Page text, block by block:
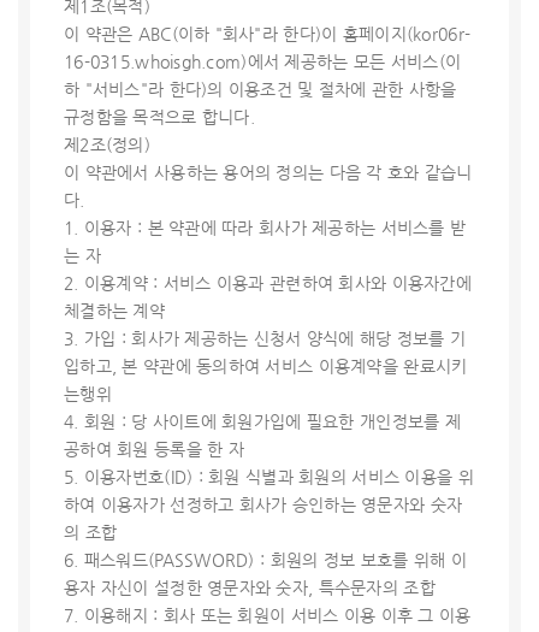
제1조(목적)
이 약관은 ABC(이하 "회사"라 한다)이 홈페이지(kor06r-
16-0315.whoisgh.com)에서 제공하는 모든 서비스(이
하 "서비스"라 한다)의 이용조건 및 절차에 관한 사항을
규정함을 목적으로 합니다.
제2조(정의)
이 약관에서 사용하는 용어의 정의는 다음 각 호와 같습니
다.
1. 이용자 : 본 약관에 따라 회사가 제공하는 서비스를 받
는 자
2. 이용계약 : 서비스 이용과 관련하여 회사와 이용자간에
체결하는 계약
3. 가입 : 회사가 제공하는 신청서 양식에 해당 정보를 기
입하고, 본 약관에 동의하여 서비스 이용계약을 완료시키
는행위
4. 회원 : 당 사이트에 회원가입에 필요한 개인정보를 제
공하여 회원 등록을 한 자
5. 이용자번호(ID) : 회원 식별과 회원의 서비스 이용을 위
하여 이용자가 선정하고 회사가 승인하는 영문자와 숫자
의 조합
6. 패스워드(PASSWORD) : 회원의 정보 보호를 위해 이
용자 자신이 설정한 영문자와 숫자, 특수문자의 조합
7. 이용해지 : 회사 또는 회원이 서비스 이용 이후 그 이용